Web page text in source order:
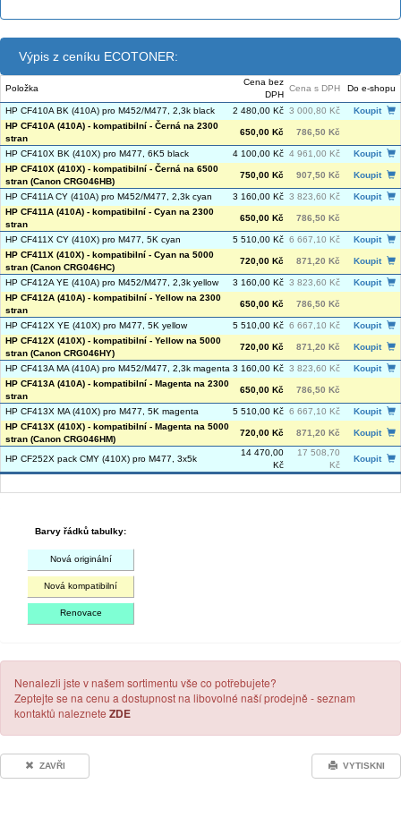
Výpis z ceníku ECOTONER:
Položka
Cena bez
DPH
Cena s DPH Do e-shopu
HP CF410A BK (410A) pro M452/M477, 2,3k black 2 480,00 Kč 3 000,80 Kč
Koupit
HP CF410A (410A) - kompatibilní - Černá na 2300
stran
650,00 Kč 786,50 Kč
HP CF410X BK (410X) pro M477, 6K5 black 4 100,00 Kč 4 961,00 Kč
Koupit
HP CF410X (410X) - kompatibilní - Černá na 6500
stran (Canon CRG046HB)
750,00 Kč 907,50 Kč Koupit
HP CF411A CY (410A) pro M452/M477, 2,3k cyan 3 160,00 Kč 3 823,60 Kč
Koupit
HP CF411A (410A) - kompatibilní - Cyan na 2300
stran
650,00 Kč 786,50 Kč
HP CF411X CY (410X) pro M477, 5K cyan 5 510,00 Kč 6 667,10 Kč
Koupit
HP CF411X (410X) - kompatibilní - Cyan na 5000
stran (Canon CRG046HC)
720,00 Kč 871,20 Kč Koupit
HP CF412A YE (410A) pro M452/M477, 2,3k yellow 3 160,00 Kč 3 823,60 Kč
Koupit
HP CF412A (410A) - kompatibilní - Yellow na 2300
stran
650,00 Kč 786,50 Kč
HP CF412X YE (410X) pro M477, 5K yellow 5 510,00 Kč 6 667,10 Kč
Koupit
HP CF412X (410X) - kompatibilní - Yellow na 5000
stran (Canon CRG046HY)
720,00 Kč 871,20 Kč Koupit
HP CF413A MA (410A) pro M452/M477, 2,3k magenta 3 160,00 Kč 3 823,60 Kč
Koupit
HP CF413A (410A) - kompatibilní - Magenta na 2300
stran
650,00 Kč 786,50 Kč
HP CF413X MA (410X) pro M477, 5K magenta 5 510,00 Kč 6 667,10 Kč
Koupit
HP CF413X (410X) - kompatibilní - Magenta na 5000
stran (Canon CRG046HM)
720,00 Kč 871,20 Kč Koupit
HP CF252X pack CMY (410X) pro M477, 3x5k
14 470,00
Kč
17 508,70
Kč
Koupit
Barvy řádků tabulky:
Nová originální
Nová kompatibilní
Renovace
Nenalezli jste v našem sortimentu vše co potřebujete?
Zeptejte se na cenu a dostupnost na libovolné naší prodejně - seznam
kontaktů naleznete ZDE
ZAVŘI VYTISKNI